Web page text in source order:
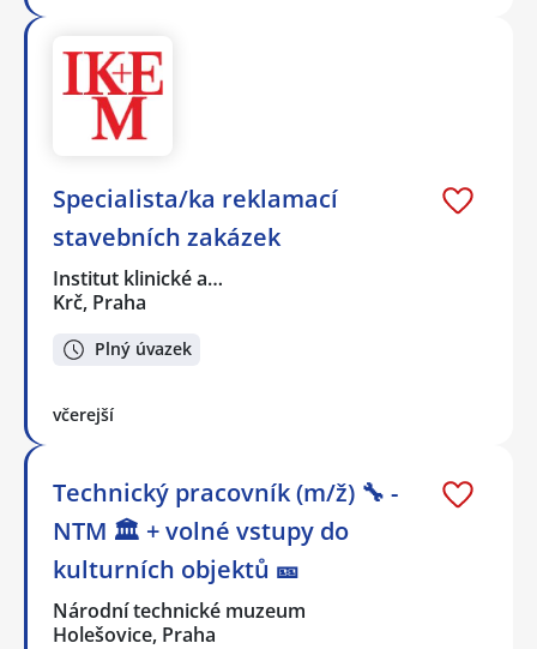
Specialista/ka reklamací
stavebních zakázek
Institut klinické a…
Krč, Praha
Plný úvazek
včerejší
Technický pracovník (m/ž) 🔧 -
NTM 🏛 + volné vstupy do
kulturních objektů 🎫
Národní technické muzeum
Holešovice, Praha